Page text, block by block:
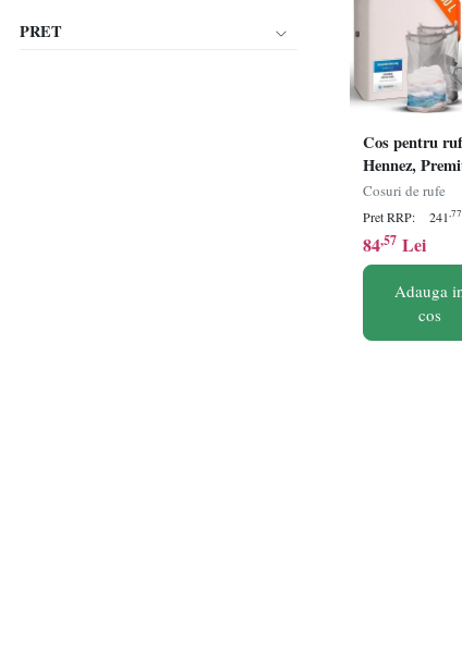
PRET
Cos pentru
Hennez,
2
bej, 140 l,
Grad A
Cosuri de rufe
Pret RRP: 241,77
84,57 Lei
Adauga
cos